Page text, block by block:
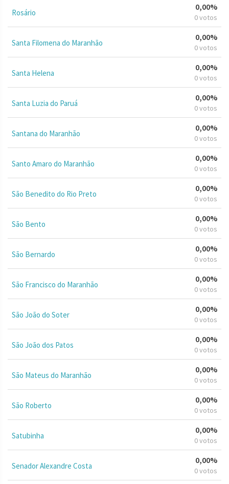
Rosário
0,00%
0 votos
Santa Filomena do Maranhão
0,00%
0 votos
Santa Helena
0,00%
0 votos
Santa Luzia do Paruá
0,00%
0 votos
Santana do Maranhão
0,00%
0 votos
Santo Amaro do Maranhão
0,00%
0 votos
São Benedito do Rio Preto
0,00%
0 votos
São Bento
0,00%
0 votos
São Bernardo
0,00%
0 votos
São Francisco do Maranhão
0,00%
0 votos
São João do Soter
0,00%
0 votos
São João dos Patos
0,00%
0 votos
São Mateus do Maranhão
0,00%
0 votos
São Roberto
0,00%
0 votos
Satubinha
0,00%
0 votos
Senador Alexandre Costa
0,00%
0 votos